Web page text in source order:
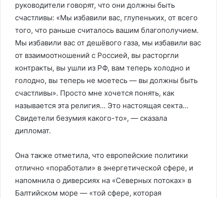
руководители говорят, что они должны быть
счастливы: «Мы избавили вас, глупеньких, от всего
того, что раньше считалось вашим благополучием.
Мы избавили вас от дешёвого газа, мы избавили вас
от взаимоотношений с Россией, вы расторгли
контракты, вы ушли из РФ, вам теперь холодно и
голодно, вы теперь не моетесь — вы должны быть
счастливы». Просто мне хочется понять, как
называется эта религия… Это настоящая секта…
Свидетели безумия какого-то», — сказала
дипломат.
Она также отметила, что европейские политики
отлично «поработали» в энергетической сфере, и
напомнила о диверсиях на «Северных потоках» в
Балтийском море — «той сфере, которая